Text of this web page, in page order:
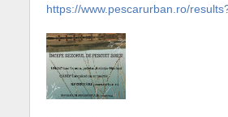
https://www.pescarurban.ro/